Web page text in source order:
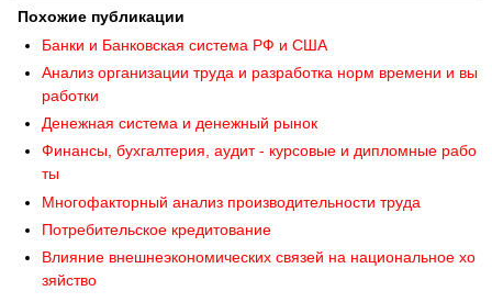
Похожие публикации
Банки и Банковская система РФ и США
Анализ организации труда и разработка норм времени и вы
работки
Денежная система и денежный рынок
Финансы, бухгалтерия, аудит - курсовые и дипломные рабо
ты
Многофакторный анализ производительности труда
Потребительское кредитование
Влияние внешнеэкономических связей на национальное хо
зяйство